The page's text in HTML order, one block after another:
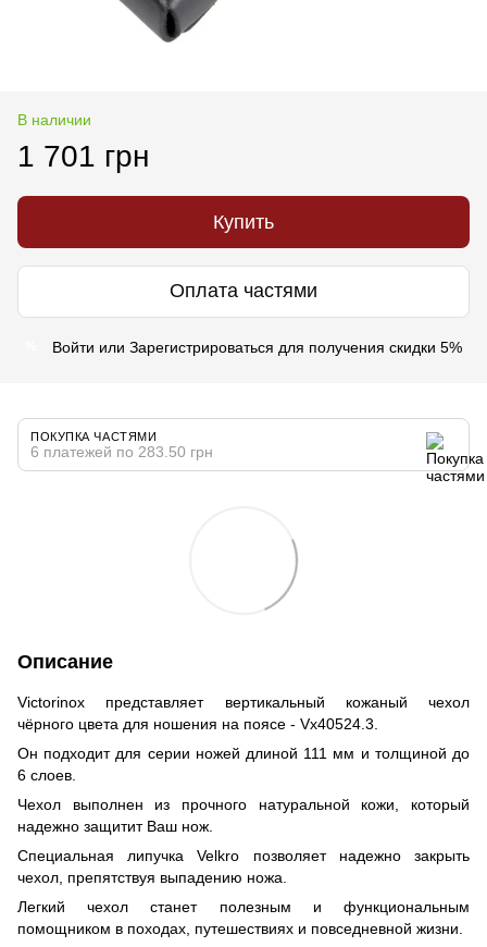
В наличии
1 701 грн
Купить
Оплата частями
Войти или Зарегистрироваться для получения скидки 5%
ПОКУПКА ЧАСТЯМИ
6 платежей по 283.50 грн
Описание
Victorinox представляет вертикальный кожаный чехол
чёрного цвета для ношения на поясе - Vx40524.3.
Он подходит для серии ножей длиной 111 мм и толщиной до
6 слоев.
Чехол выполнен из прочного натуральной кожи, который
надежно защитит Ваш нож.
Специальная липучка Velkro позволяет надежно закрыть
чехол, препятствуя выпадению ножа.
Легкий чехол станет полезным и функциональным
помощником в походах, путешествиях и повседневной жизни.